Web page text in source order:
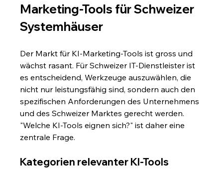
Marketing-Tools für Schweizer
Systemhäuser
Der Markt für KI-Marketing-Tools ist gross und
wächst rasant. Für Schweizer IT-Dienstleister ist
es entscheidend, Werkzeuge auszuwählen, die
nicht nur leistungsfähig sind, sondern auch den
spezifischen Anforderungen des Unternehmens
und des Schweizer Marktes gerecht werden.
"Welche KI-Tools eignen sich?" ist daher eine
zentrale Frage.
Kategorien relevanter KI-Tools